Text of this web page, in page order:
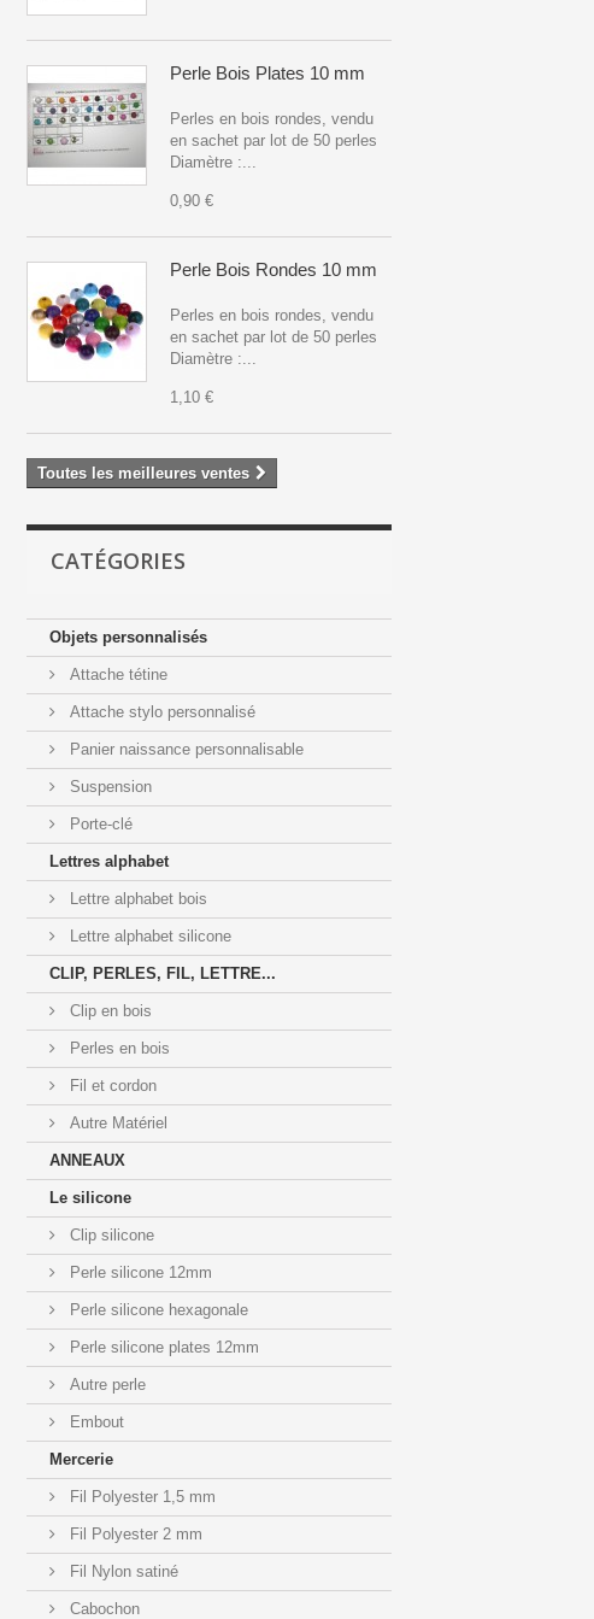
Perle Bois Plates 10 mm
Perles en bois rondes, vendu
en sachet par lot de 50 perles
Diamètre :...
0,90 €
Perle Bois Rondes 10 mm
Perles en bois rondes, vendu
en sachet par lot de 50 perles
Diamètre :...
1,10 €
Toutes les meilleures ventes
CATÉGORIES
Objets personnalisés
Attache tétine
Attache stylo personnalisé
Panier naissance personnalisable
Suspension
Porte-clé
Lettres alphabet
Lettre alphabet bois
Lettre alphabet silicone
CLIP, PERLES, FIL, LETTRE...
Clip en bois
Perles en bois
Fil et cordon
Autre Matériel
ANNEAUX
Le silicone
Clip silicone
Perle silicone 12mm
Perle silicone hexagonale
Perle silicone plates 12mm
Autre perle
Embout
Mercerie
Fil Polyester 1,5 mm
Fil Polyester 2 mm
Fil Nylon satiné
Cabochon